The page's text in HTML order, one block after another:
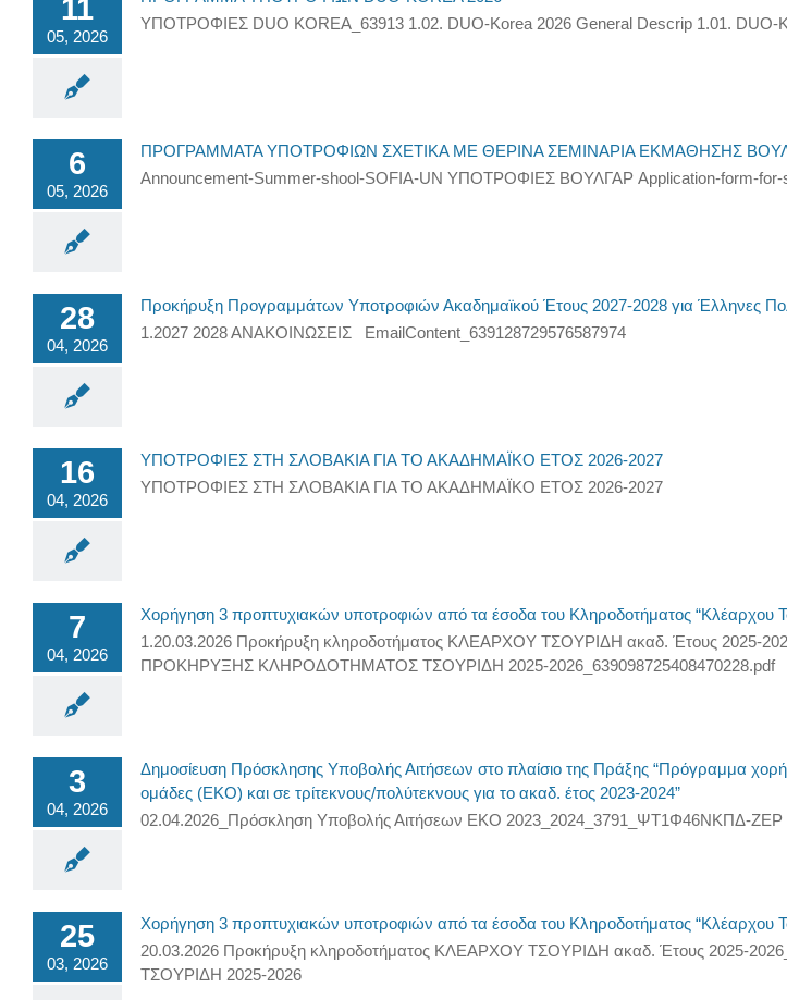
11
05, 2026
ΥΠΟΤΡΟΦΙΕΣ DUO KOREA_63913 1.02. DUO-Korea 2026 General Descrip 1.01. DUO-
6
05, 2026
ΠΡΟΓΡΑΜΜΑΤΑ ΥΠΟΤΡΟΦΙΩΝ ΣΧΕΤΙΚΑ ΜΕ ΘΕΡΙΝΑ ΣΕΜΙΝΑΡΙΑ ΕΚΜΑΘΗΣΗΣ
Announcement-Summer-shool-SOFIA-UN ΥΠΟΤΡΟΦΙΕΣ ΒΟΥΛΓΑΡ Application-form-for-
28
04, 2026
Προκήρυξη Προγραμμάτων Υποτροφιών Ακαδημαϊκού Έτους 2027-2028 για Έλληνες
1.2027 2028 ΑΝΑΚΟΙΝΩΣΕΙΣ EmailContent_639128729576587974
16
04, 2026
ΥΠΟΤΡΟΦΙΕΣ ΣΤΗ ΣΛΟΒΑΚΙΑ ΓΙΑ ΤΟ ΑΚΑΔΗΜΑΪΚΟ ΕΤΟΣ 2026-2027
ΥΠΟΤΡΟΦΙΕΣ ΣΤΗ ΣΛΟΒΑΚΙΑ ΓΙΑ ΤΟ ΑΚΑΔΗΜΑΪΚΟ ΕΤΟΣ 2026-2027
7
04, 2026
Χορήγηση 3 προπτυχιακών υποτροφιών από τα έσοδα του Κληροδοτήματος “Κλέαρχου
1.20.03.2026 Προκήρυξη κληροδοτήματος ΚΛΕΑΡΧΟΥ ΤΣΟΥΡΙΔΗ ακαδ. Έτους
ΠΡΟΚΗΡΥΞΗΣ ΚΛΗΡΟΔΟΤΗΜΑΤΟΣ ΤΣΟΥΡΙΔΗ 2025-2026_639098725408470228.pdf
3
04, 2026
Δημοσίευση Πρόσκλησης Υποβολής Αιτήσεων στο πλαίσιο της Πράξης “Πρόγραμμα
ομάδες (ΕΚΟ) και σε τρίτεκνους/πολύτεκνους για το ακαδ. έτος 2023-2024”
02.04.2026_Πρόσκληση Υποβολής Αιτήσεων EKO 2023_2024_3791_ΨΤ1Φ46ΝΚΠΔ-
25
03, 2026
Χορήγηση 3 προπτυχιακών υποτροφιών από τα έσοδα του Κληροδοτήματος “Κλέαρχου
20.03.2026 Προκήρυξη κληροδοτήματος ΚΛΕΑΡΧΟΥ ΤΣΟΥΡΙΔΗ ακαδ. Έτους
ΤΣΟΥΡΙΔΗ 2025-2026